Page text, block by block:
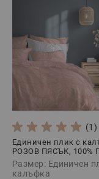
(1)
Единичен плик с
РОЗОВ ПЯСЪК, 100%
сатен, 2 части
Размер: Единичен
калъфка